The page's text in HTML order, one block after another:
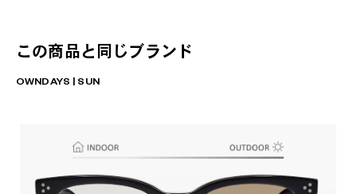
この商品と同じブランド
OWNDAYS | SUN